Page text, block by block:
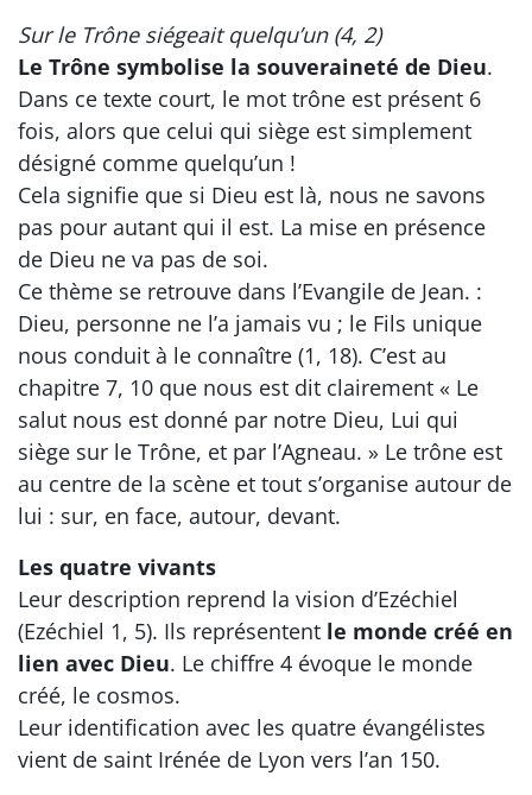
Sur le Trône siégeait quelqu’un (4, 2)
Le Trône symbolise la souveraineté de Dieu.
Dans ce texte court, le mot trône est présent 6
fois, alors que celui qui siège est simplement
désigné comme quelqu’un !
Cela signifie que si Dieu est là, nous ne savons
pas pour autant qui il est. La mise en présence
de Dieu ne va pas de soi.
Ce thème se retrouve dans l’Evangile de Jean. :
Dieu, personne ne l’a jamais vu ; le Fils unique
nous conduit à le connaître (1, 18). C’est au
chapitre 7, 10 que nous est dit clairement « Le
salut nous est donné par notre Dieu, Lui qui
siège sur le Trône, et par l’Agneau. » Le trône est
au centre de la scène et tout s’organise autour de
lui : sur, en face, autour, devant.
Les quatre vivants
Leur description reprend la vision d’Ezéchiel
(Ezéchiel 1, 5). Ils représentent le monde créé en
lien avec Dieu. Le chiffre 4 évoque le monde
créé, le cosmos.
Leur identification avec les quatre évangélistes
vient de saint Irénée de Lyon vers l’an 150.